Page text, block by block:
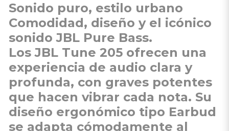
Sonido puro, estilo urbano
Comodidad, diseño y el icónico
sonido JBL Pure Bass.
LosJBL Tune 205ofrecen una
experiencia de audio clara y
profunda, con graves potentes
que hacen vibrar cada nota. Su
diseño ergonómico tipo Earbud
se adapta cómodamente al